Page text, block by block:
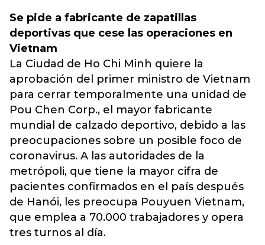
Se pide a fabricante de zapatillas
deportivas que cese las operaciones en
Vietnam
La Ciudad de Ho Chi Minh quiere la
aprobación del primer ministro de Vietnam
para cerrar temporalmente una unidad de
Pou Chen Corp., el mayor fabricante
mundial de calzado deportivo, debido a las
preocupaciones sobre un posible foco de
coronavirus. A las autoridades de la
metrópoli, que tiene la mayor cifra de
pacientes confirmados en el país después
de Hanói, les preocupa Pouyuen Vietnam,
que emplea a 70.000 trabajadores y opera
tres turnos al día.